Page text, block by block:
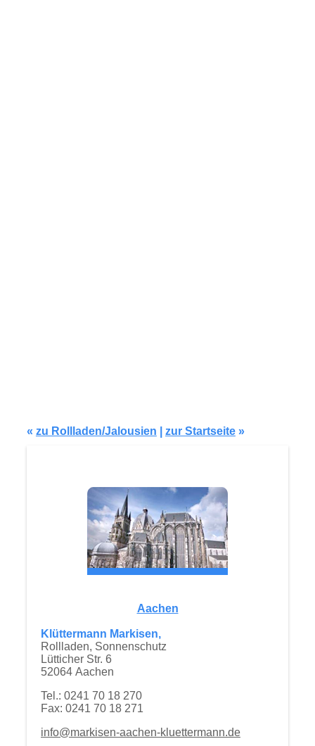
« zu Rollladen/Jalousien zur Startseite»
Aachen
Klüttermann Markisen,
Rollladen, Sonnenschutz
Lütticher Str. 6
52064 Aachen
Tel.: 0241 70 18 270
Fax: 0241 70 18 271
info@markisen-aachen-kluettermann.de